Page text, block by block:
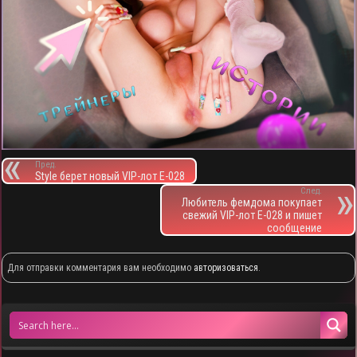
Пред.
Style берет новый VIP-лот E-028
След.
Любитель фемдома покупает
свежий VIP-лот E-028 и пишет
сообщение
Для отправки комментария вам необходимо авторизоваться.